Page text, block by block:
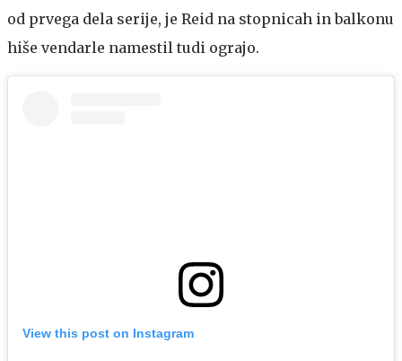
od prvega dela serije, je Reid na stopnicah in balkonu
hiše vendarle namestil tudi ograjo.
View this post on Instagram